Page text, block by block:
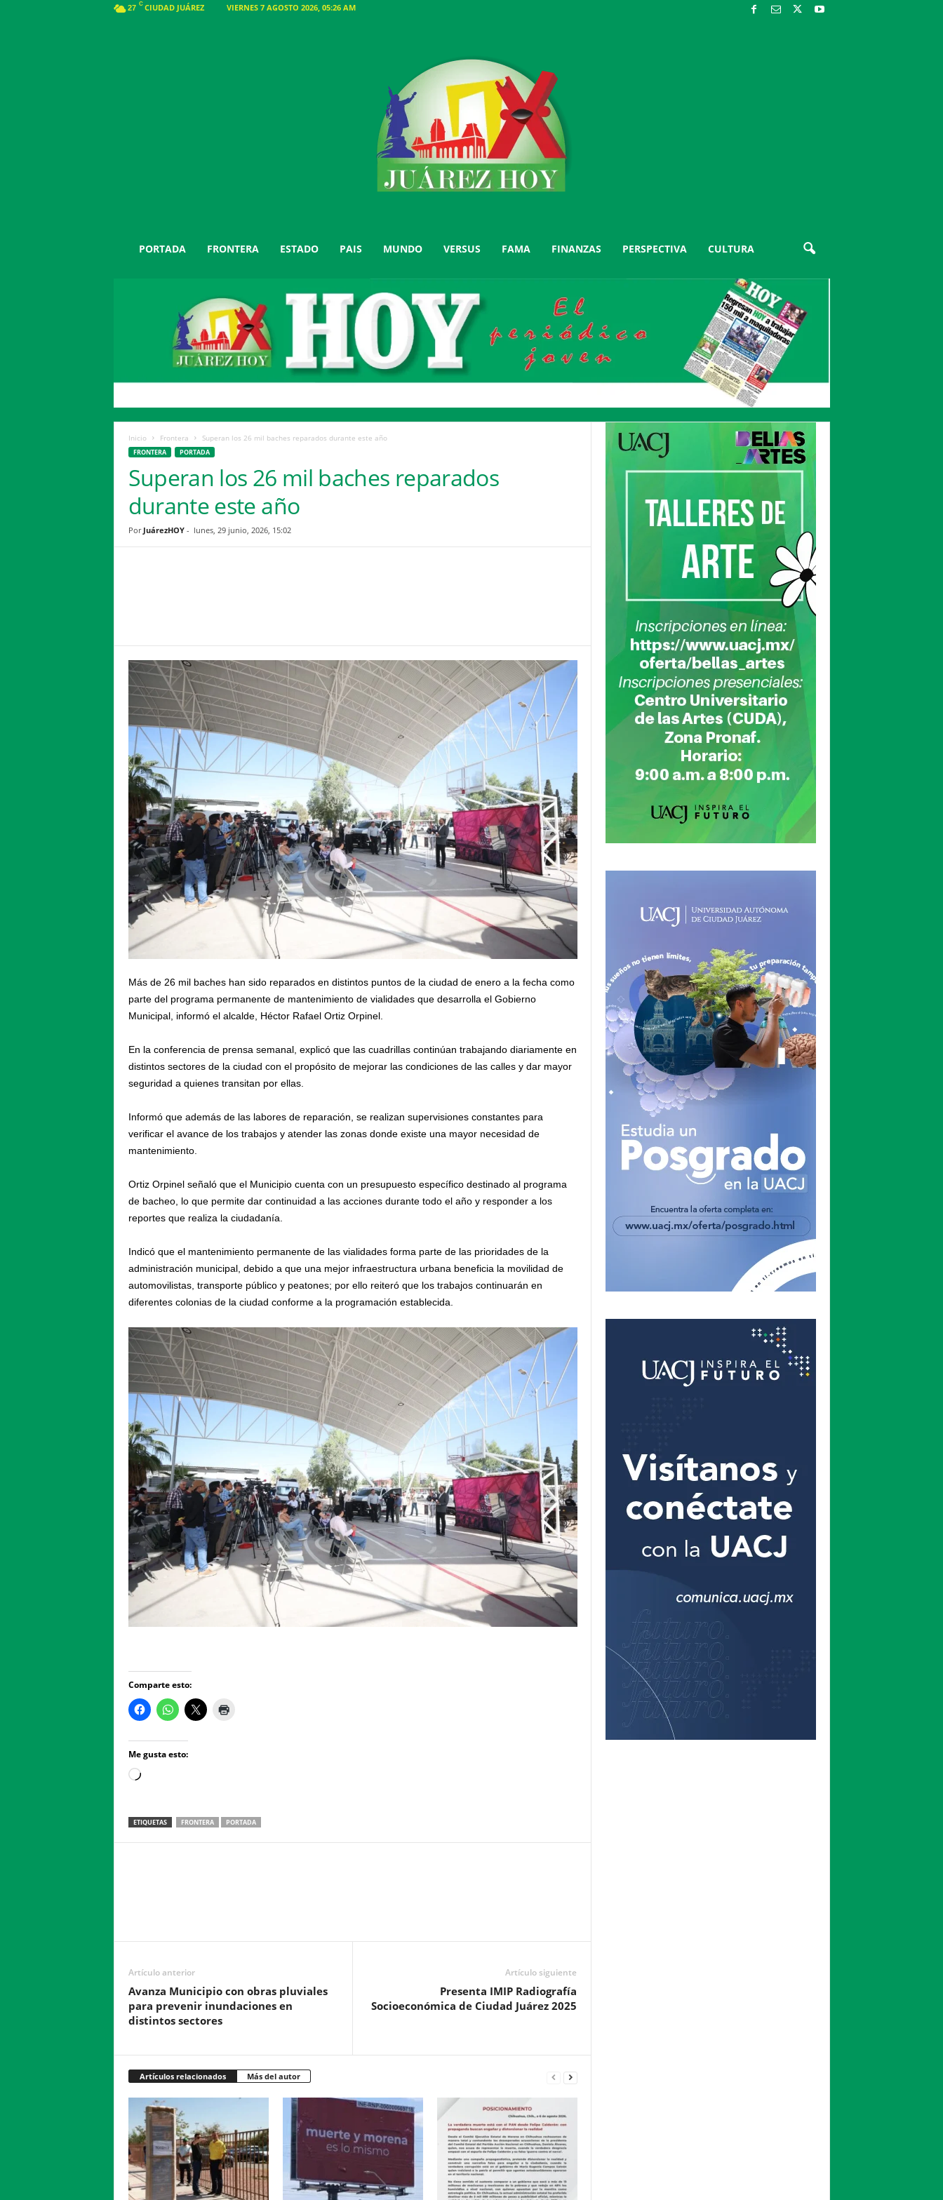
27 C CIUDAD JUÁREZ VIERNES 7 AGOSTO 2026, 05:26 AM
PORTADA FRONTERA ESTADO PAIS MUNDO VERSUS FAMA FINANZAS PERSPECTIVA CULTURA
Inicio Frontera Superan los 26 mil baches reparados durante este año
FRONTERA PORTADA
Superan los 26 mil baches reparados
durante este año
Por JuárezHOY- lunes, 29 junio, 2026, 15:02
Más de 26 mil baches han sido reparados en distintos puntos de la ciudad de enero a la fecha como
parte del programa permanente de mantenimiento de vialidades que desarrolla el Gobierno
Municipal, informó el alcalde, Héctor Rafael Ortiz Orpinel.
En la conferencia de prensa semanal, explicó que las cuadrillas continúan trabajando diariamente en
distintos sectores de la ciudad con el propósito de mejorar las condiciones de las calles y dar mayor
seguridad a quienes transitan por ellas.
Informó que además de las labores de reparación, se realizan supervisiones constantes para
verificar el avance de los trabajos y atender las zonas donde existe una mayor necesidad de
mantenimiento.
Ortiz Orpinel señaló que el Municipio cuenta con un presupuesto específico destinado al programa
de bacheo, lo que permite dar continuidad a las acciones durante todo el año y responder a los
reportes que realiza la ciudadanía.
Indicó que el mantenimiento permanente de las vialidades forma parte de las prioridades de la
administración municipal, debido a que una mejor infraestructura urbana beneficia la movilidad de
automovilistas, transporte público y peatones; por ello reiteró que los trabajos continuarán en
diferentes colonias de la ciudad conforme a la programación establecida.
Comparte esto:
Me gusta esto:
Loading…
ETIQUETAS FRONTERA PORTADA
Artículo anterior
Avanza Municipio con obras pluviales
para prevenir inundaciones en
distintos sectores
Artículo siguiente
Presenta IMIP Radiografía
Socioeconómica de Ciudad Juárez 2025
Artículos relacionados Más del autor